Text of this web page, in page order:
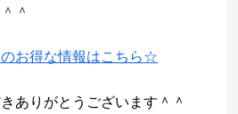
＾
お得な情報はこちら☆
ありがとうございます＾＾